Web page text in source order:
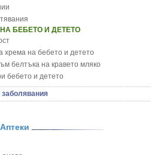
НА БЕБЕТО И ДЕТЕТО
хрема на бебето и детето
белтъка на кравето мляко
бебето и детето
бебето и детето
деца
при бебето и детето
пневмония при деца